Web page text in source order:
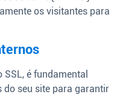
os visitantes para
é fundamental
seu site para garantir